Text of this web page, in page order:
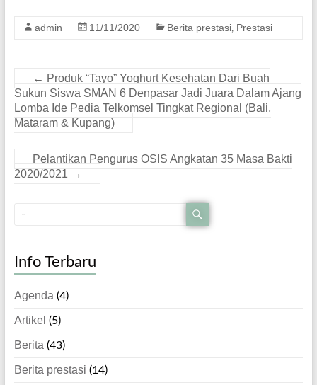
admin 11/11/2020 Berita prestasi, Prestasi
← Produk “Tayo” Yoghurt Kesehatan Dari Buah
Sukun Siswa SMAN 6 Denpasar Jadi Juara Dalam Ajang
Lomba Ide Pedia Telkomsel Tingkat Regional (Bali,
Mataram & Kupang)
Pelantikan Pengurus OSIS Angkatan 35 Masa Bakti
2020/2021 →
Info Terbaru
Agenda (4)
Artikel (5)
Berita (43)
Berita prestasi (14)